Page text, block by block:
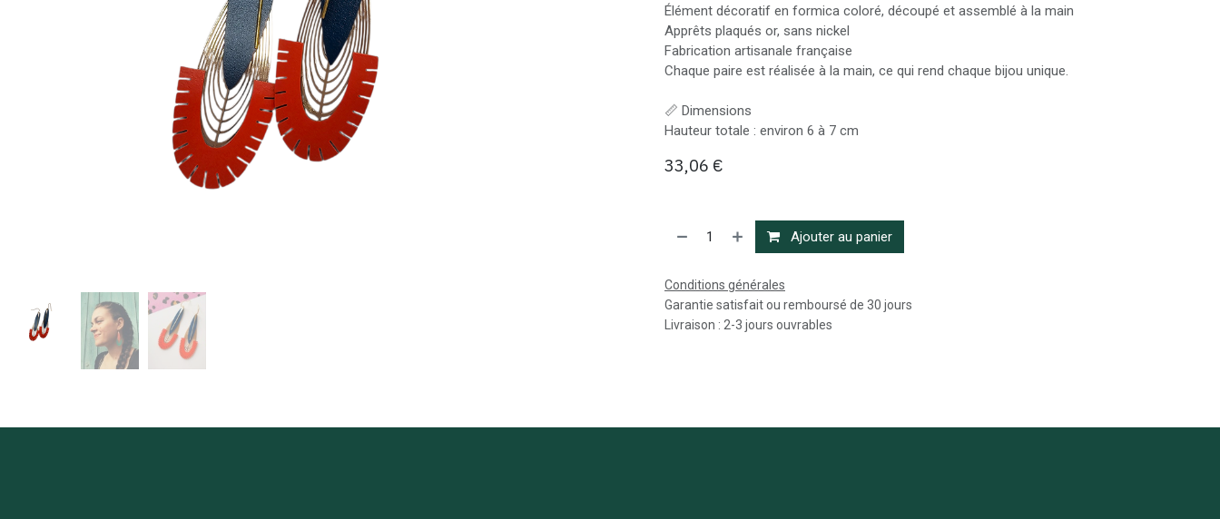
Élément décoratif en formica coloré, découpé et assemblé à la main
Apprêts plaqués or, sans nickel
Fabrication artisanale française
Chaque paire est réalisée à la main, ce qui rend chaque bijou unique.
📏 Dimensions
Hauteur totale : environ 6 à 7 cm
33,06 €
Ajouter au panier
Conditions générales
Garantie satisfait ou remboursé de 30 jours
Livraison : 2-3 jours ouvrables